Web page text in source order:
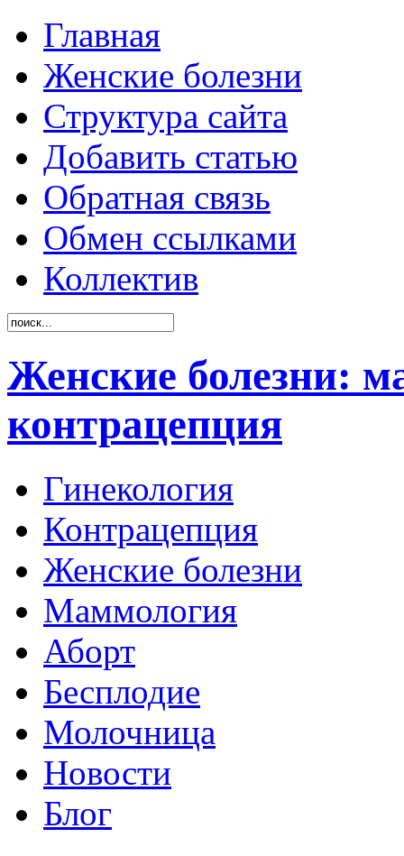
Главная
Женские болезни
Структура сайта
Добавить статью
Обратная связь
Обмен ссылками
Коллектив
Женские болезни:
контрацепция
Гинекология
Контрацепция
Женские болезни
Маммология
Аборт
Бесплодие
Молочница
Новости
Блог